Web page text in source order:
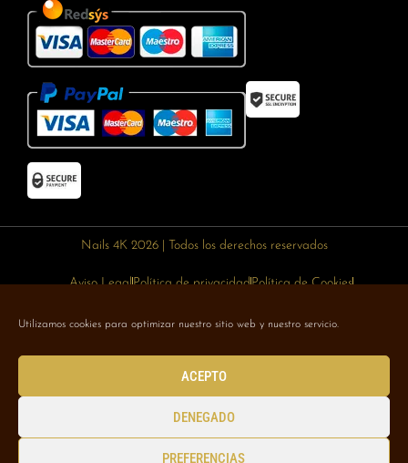
Utilizamos cookies para optimizar nuestro sitio web y nuestro servicio.
ACEPTO
DENEGADO
PREFERENCIAS
Nails 4K 2026 | Todos los derechos reservados
Aviso LegalPolítica de privacidadPolítica de Cookies